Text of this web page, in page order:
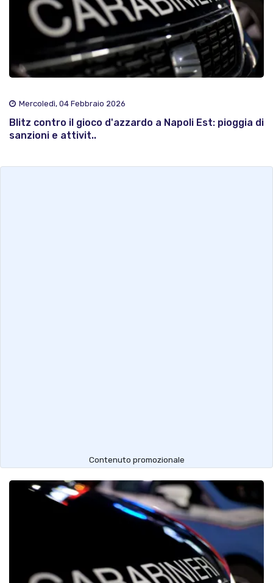
Mercoledì, 04 Febbraio 2026
Blitz contro il gioco d'azzardo a Napoli Est: pioggia di
sanzioni e attivit..
Contenuto promozionale